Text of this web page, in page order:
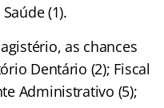
(1).
as chances
Dentário (2); Fiscal
Administrativo (5);